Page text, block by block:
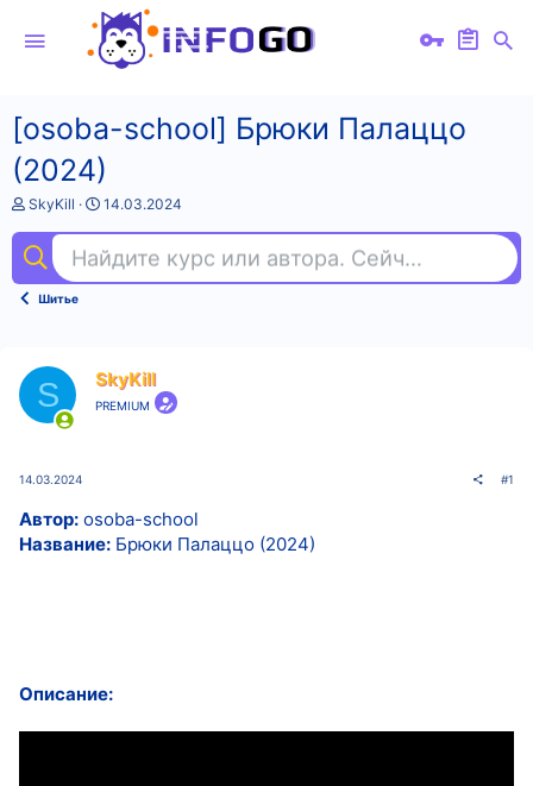
[osoba-school] Брюки Палаццо
(2024)
А
т
о
т
SkyKill
Д
а
н
а
14.03.2024
Найдите курс или автора. Сейчас ищут
Шитье
S SkyKill
PREMIUM
14.03.2024 #1
Автор: osoba-school
Название: Брюки Палаццо (2024)
Описание: